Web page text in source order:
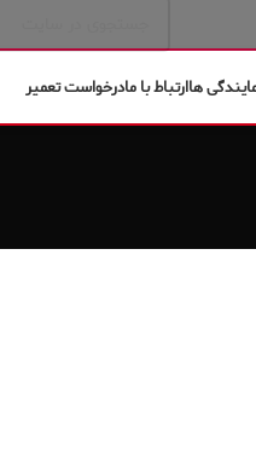
هاارتباط با مادرخواست تعمیر